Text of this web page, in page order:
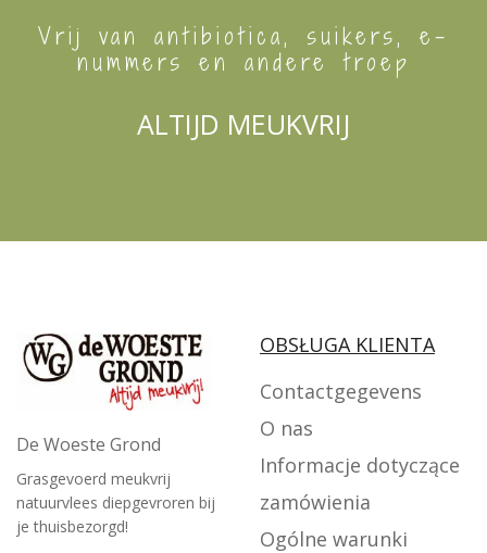
Vrij van antibiotica, suikers, e-
nummers en andere troep
ALTIJD MEUKVRIJ
De Woeste Grond
Grasgevoerd meukvrij
natuurvlees diepgevroren bij
je thuisbezorgd!
OBSŁUGA KLIENTA
Contactgegevens
O nas
Informacje dotyczące
zamówienia
Ogólne warunki